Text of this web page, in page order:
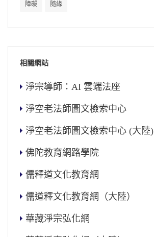
障礙 隨緣
相關網站
淨宗導師：AI 雲端法座
淨空老法師圖文檢索中心
淨空老法師圖文檢索中心 (大陸)
佛陀教育網路學院
儒釋道文化教育網
儒道釋文化教育網（大陸）
華藏淨宗弘化網